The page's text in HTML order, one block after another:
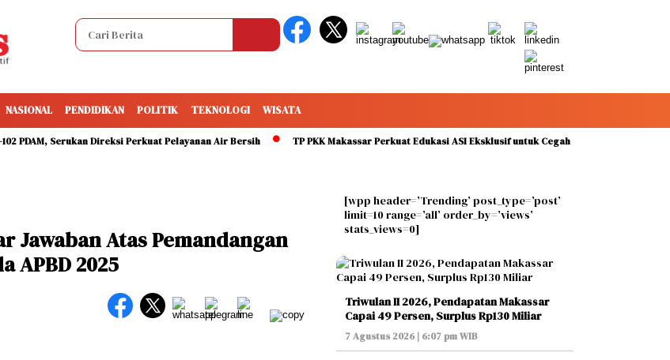
NASIONAL PENDIDIKAN POLITIK TEKNOLOGI WISATA
Serukan Direksi Perkuat Pelayanan Air Bersih TP PKK Makassar Perkuat Edukasi ASI Eksklusif untuk Cegah Stunting pada Peringatan
Jawaban Atas Pemandangan
APBD 2025
[wpp header=’Trending’ post_type=’post’
limit=10 range=’all’ order_by=’views’
stats_views=0]
Triwulan II 2026, Pendapatan Makassar
Capai 49 Persen, Surplus Rp130 Miliar
7 Agustus 2026 | 6:07 pm WIB